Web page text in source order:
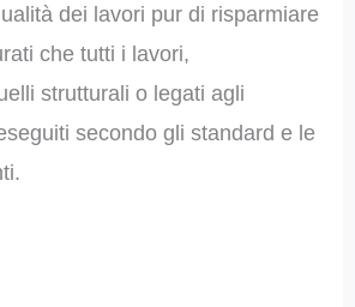
dei lavori pur di risparmiare
che tutti i lavori,
strutturali o legati agli
secondo gli standard e le